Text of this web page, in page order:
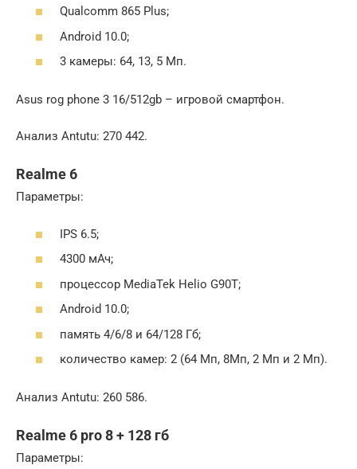
Qualcomm 865 Plus;
Android 10.0;
3 камеры: 64, 13, 5 Мп.
Asus rog phone 3 16/512gb – игровой смартфон.
Анализ Antutu: 270 442.
Realme 6
Параметры:
IPS 6.5;
4300 мАч;
процессор MediaTek Helio G90T;
Android 10.0;
память 4/6/8 и 64/128 Гб;
количество камер: 2 (64 Мп, 8Мп, 2 Мп и 2 Мп).
Анализ Antutu: 260 586.
Realme 6 pro 8 + 128 гб
Параметры: